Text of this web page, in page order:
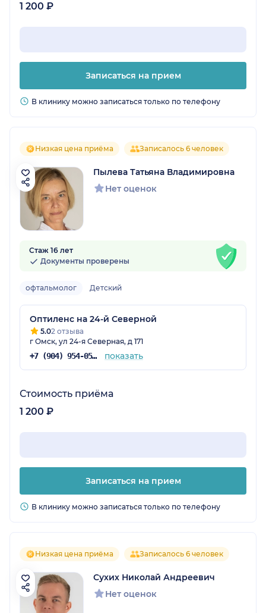
1 200 ₽
Записаться на прием
В клинику можно записаться только по телефону
Низкая цена приёма Записалось 6 человек
Пылева Татьяна Владимировна
Нет оценок
Стаж 16 лет
Документы проверены
офтальмолог Детский
Оптиленс на 24-й Северной
5.02 отзыва
г Омск, ул 24-я Северная, д 171
+7 (904) 954-05-69 показать
Стоимость приёма
1 200 ₽
Записаться на прием
В клинику можно записаться только по телефону
Низкая цена приёма Записалось 6 человек
Сухих Николай Андреевич
Нет оценок